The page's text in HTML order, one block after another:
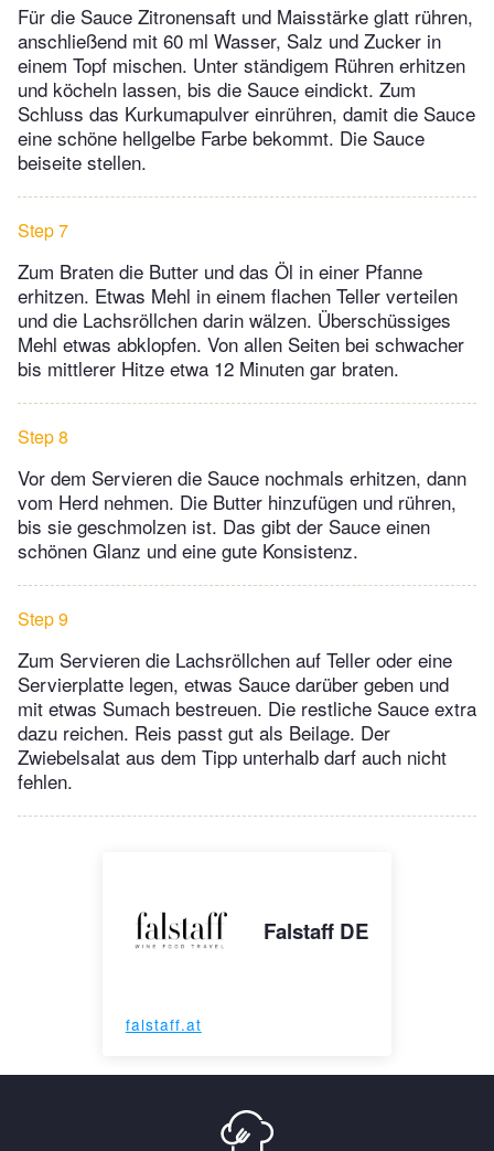
Für die Sauce Zitronensaft und Maisstärke glatt rühren,
anschließend mit 60 ml Wasser, Salz und Zucker in
einem Topf mischen. Unter ständigem Rühren erhitzen
und köcheln lassen, bis die Sauce eindickt. Zum
Schluss das Kurkumapulver einrühren, damit die Sauce
eine schöne hellgelbe Farbe bekommt. Die Sauce
beiseite stellen.
Step 7
Zum Braten die Butter und das Öl in einer Pfanne
erhitzen. Etwas Mehl in einem flachen Teller verteilen
und die Lachsröllchen darin wälzen. Überschüssiges
Mehl etwas abklopfen. Von allen Seiten bei schwacher
bis mittlerer Hitze etwa 12 Minuten gar braten.
Step 8
Vor dem Servieren die Sauce nochmals erhitzen, dann
vom Herd nehmen. Die Butter hinzufügen und rühren,
bis sie geschmolzen ist. Das gibt der Sauce einen
schönen Glanz und eine gute Konsistenz.
Step 9
Zum Servieren die Lachsröllchen auf Teller oder eine
Servierplatte legen, etwas Sauce darüber geben und
mit etwas Sumach bestreuen. Die restliche Sauce extra
dazu reichen. Reis passt gut als Beilage. Der
Zwiebelsalat aus dem Tipp unterhalb darf auch nicht
fehlen.
Falstaff DE
falstaff.at